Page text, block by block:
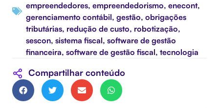
empreendedores, empreendedorismo, enecont,
gerenciamento contábil, gestão, obrigações
tributárias, redução de custo, robotização,
sescon, sistema fiscal, software de gestão
financeira, software de gestão fiscal, tecnologia
Compartilhar conteúdo